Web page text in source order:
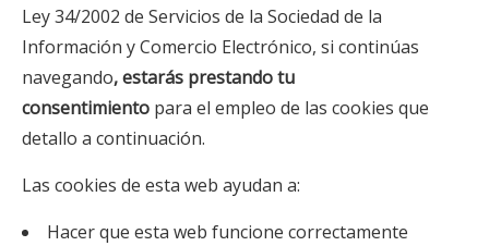
Ley 34/2002 de Servicios de la Sociedad de la
Información y Comercio Electrónico, si continúas
navegando, estarás prestando tu
consentimiento para el empleo de las cookies que
detallo a continuación.
Las cookies de esta web ayudan a:
Hacer que esta web funcione correctamente